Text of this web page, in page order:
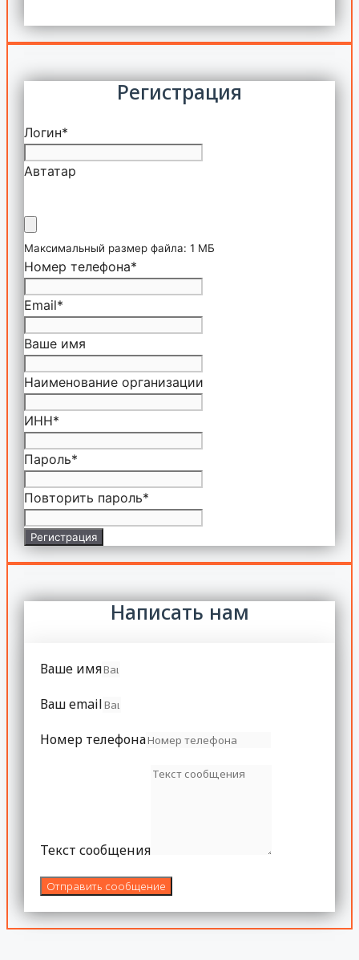
Регистрация
Логин*
Автатар
Максимальный размер файла: 1 МБ
Номер телефона*
Email*
Ваше имя
Наименование организации
ИНН*
Пароль*
Повторить пароль*
Регистрация
Написать нам
Ваше имя
Ваш email
Номер телефона
Текст сообщения
Отправить сообщение